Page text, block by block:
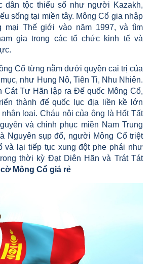
dân tộc thiểu số như người Kazakh,
sống tại miền tây. Mông Cổ gia nhập
mại Thế giới vào năm 1997, và tìm
gia trong các tổ chức kinh tế và
Cổ từng nằm dưới quyền cai trị của
như Hung Nô, Tiên Ti, Nhu Nhiên.
Cát Tư Hãn lập ra Đế quốc Mông Cổ,
thành đế quốc lục địa liền kề lớn
loại. Cháu nội của ông là Hốt Tất
và chinh phục miền Nam Trung
Nguyên sụp đổ, người Mông Cổ triệt
và lại tiếp tục xung đột phe phái như
thời kỳ Đạt Diên Hãn và Trát Tát
cờ Mông Cổ giá rẻ